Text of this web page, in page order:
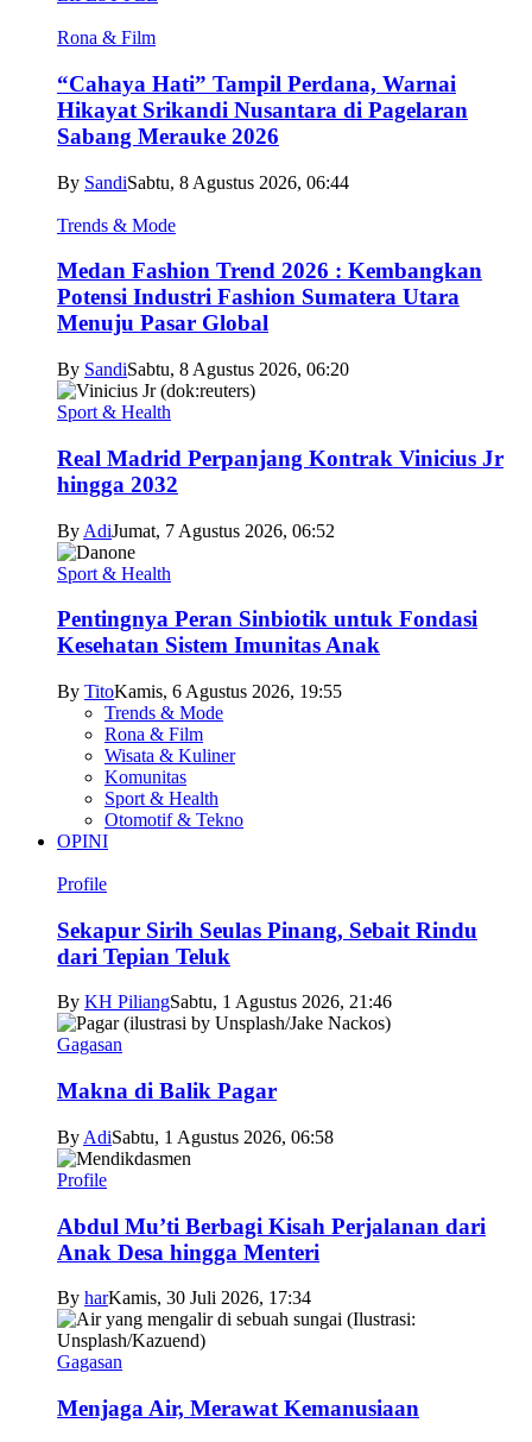
Rona & Film
“Cahaya Hati” Tampil Perdana, Warnai
Hikayat Srikandi Nusantara di Pagelaran
Sabang Merauke 2026
By SandiSabtu, 8 Agustus 2026, 06:44
Trends & Mode
Medan Fashion Trend 2026 : Kembangkan
Potensi Industri Fashion Sumatera Utara
Menuju Pasar Global
By SandiSabtu, 8 Agustus 2026, 06:20
Sport & Health
Real Madrid Perpanjang Kontrak Vinicius Jr
hingga 2032
By AdiJumat, 7 Agustus 2026, 06:52
Sport & Health
Pentingnya Peran Sinbiotik untuk Fondasi
Kesehatan Sistem Imunitas Anak
By TitoKamis, 6 Agustus 2026, 19:55
Trends & Mode
Rona & Film
Wisata & Kuliner
Komunitas
Sport & Health
Otomotif & Tekno
OPINI
Profile
Sekapur Sirih Seulas Pinang, Sebait Rindu
dari Tepian Teluk
By KH PiliangSabtu, 1 Agustus 2026, 21:46
Gagasan
Makna di Balik Pagar
By AdiSabtu, 1 Agustus 2026, 06:58
Profile
Abdul Mu’ti Berbagi Kisah Perjalanan dari
Anak Desa hingga Menteri
By harKamis, 30 Juli 2026, 17:34
Gagasan
Menjaga Air, Merawat Kemanusiaan